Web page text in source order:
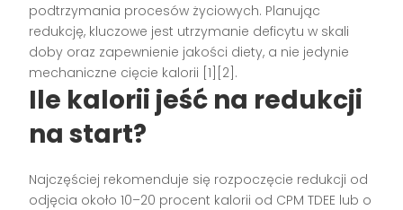
podtrzymania procesów życiowych. Planując
redukcję, kluczowe jest utrzymanie deficytu w skali
doby oraz zapewnienie jakości diety, a nie jedynie
mechaniczne cięcie kalorii [1][2].
Ile kalorii jeść na redukcji
na start?
Najczęściej rekomenduje się rozpoczęcie redukcji od
odjęcia około 10–20 procent kalorii od CPM TDEE lub o